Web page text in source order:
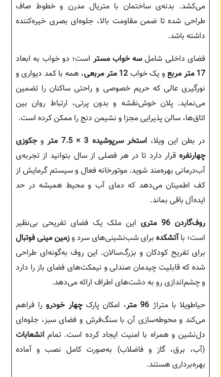
می‌کشد. بدنه‌ی ساختمان با متریال مدرن و خطوط صاف
طراحی شده تا ضمن مقاومت بالا، جلوه‌ای بصری خیره‌کننده
داشته باشد.
فضای داخلی شامل سه خواب مستر است؛ دو خواب به ابعاد
17 متر مربع
و یک خواب 12 متر مربعی
، همه با کمد دیواری و
نورگیری عالی که حریم خصوصی و راحتی ساکنان را تضمین
می‌نماید. پلان خوش‌نقشه‌ و بدون پرتی، ارتباط روان بین
اتاق‌ها، سالن پذیرایی مجزا و نشیمن دنج را ممکن کرده است.
در بطن این ویلا،استخر سرپوشیده 3 × 7.5 متر وجکوزی
چهارنفره قرار دارد تا در هر فصلی از سال بتوانید از تجربه‌ی
آب‌درمانی بهره‌مند شوید. موتورخانه فعال و سیستم گرمایش از
کف اطمینان می‌دهد که دمای آب و محیط همیشه در حد
ایده‌آل باقی بماند.
روف‌گاردن 96 متری
این ملک یک فضای تفریحی بی‌نظیر
است؛ باآتشکده برای شب‌نشینی‌های سرد وزمین مینی فوتبال
برای تفریح کودکان و بزرگ‌سالان. این روف به‌گونه‌ای طراحی
شده که قابلیت چیدمان صندلی و نیمکت‌های فضای باز را دارد
و چشم‌اندازی رو به دشت‌های اطراف ارائه می‌دهد.
حیاطویلا با متراژ 96 متر ، امکان پارکچهار خودرورا فراهم
می‌کند و محوطه‌سازی آن با سنگ‌فرش و فضای سبز، جلوه‌ای
دل‌نشین و همراه با امنیت ایجاد کرده است. تمام انشعابات
(آب، برق، گاز و فاضلاب) به‌صورت کامل نصب و آماده
بهره‌برداری هستند.